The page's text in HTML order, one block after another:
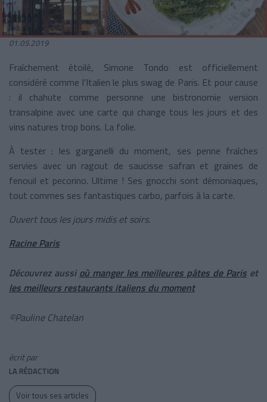
01.05.2019
Fraîchement étoilé, Simone Tondo est officiellement
considéré comme l’Italien le plus swag de Paris. Et pour cause
: il chahute comme personne une bistronomie version
transalpine avec une carte qui change tous les jours et des
vins natures trop bons. La folie.
À tester : les garganelli du moment, ses penne fraîches
servies avec un ragout de saucisse safran et graines de
fenouil et pecorino. Ultime ! Ses gnocchi sont démoniaques,
tout commes ses fantastiques carbo, parfois à la carte.
Ouvert tous les jours midis et soirs.
Racine Paris
Découvrez aussi où manger les meilleures pâtes de Pariset
les meilleurs restaurants italiens du moment
©Pauline Chatelan
écrit par
LA RÉDACTION
Voir tous ses articles